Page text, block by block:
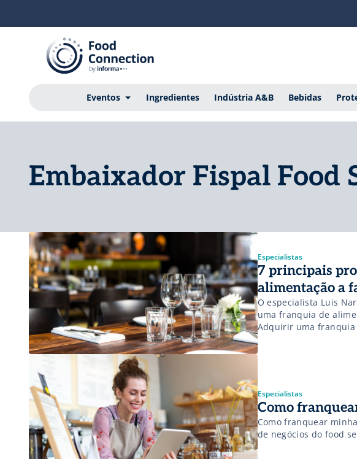
Eventos Ingredientes Indústria A&B Bebidas
Embaixador Fispal Food
Especialistas
7 principais
alimentação a
O especialista Luis
uma franquia de
Adquirir uma franquia
seguro para
entanto, a realidade
Especialistas
Como
Como franquear
de negócios do food